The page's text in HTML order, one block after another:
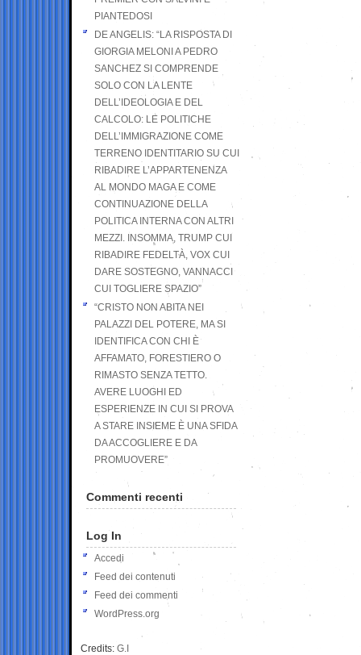
PIANTEDOSI
DE ANGELIS: “LA RISPOSTA DI
GIORGIA MELONI A PEDRO
SANCHEZ SI COMPRENDE
SOLO CON LA LENTE
DELL’IDEOLOGIA E DEL
CALCOLO: LE POLITICHE
DELL’IMMIGRAZIONE COME
TERRENO IDENTITARIO SU CUI
RIBADIRE L’APPARTENENZA
AL MONDO MAGA E COME
CONTINUAZIONE DELLA
POLITICA INTERNA CON ALTRI
MEZZI. INSOMMA, TRUMP CUI
RIBADIRE FEDELTÀ, VOX CUI
DARE SOSTEGNO, VANNACCI
CUI TOGLIERE SPAZIO”
“CRISTO NON ABITA NEI
PALAZZI DEL POTERE, MA SI
IDENTIFICA CON CHI È
AFFAMATO, FORESTIERO O
RIMASTO SENZA TETTO.
AVERE LUOGHI ED
ESPERIENZE IN CUI SI PROVA
A STARE INSIEME È UNA SFIDA
DA ACCOGLIERE E DA
PROMUOVERE”
Commenti recenti
Log In
Accedi
Feed dei contenuti
Feed dei commenti
WordPress.org
Credits: G.I